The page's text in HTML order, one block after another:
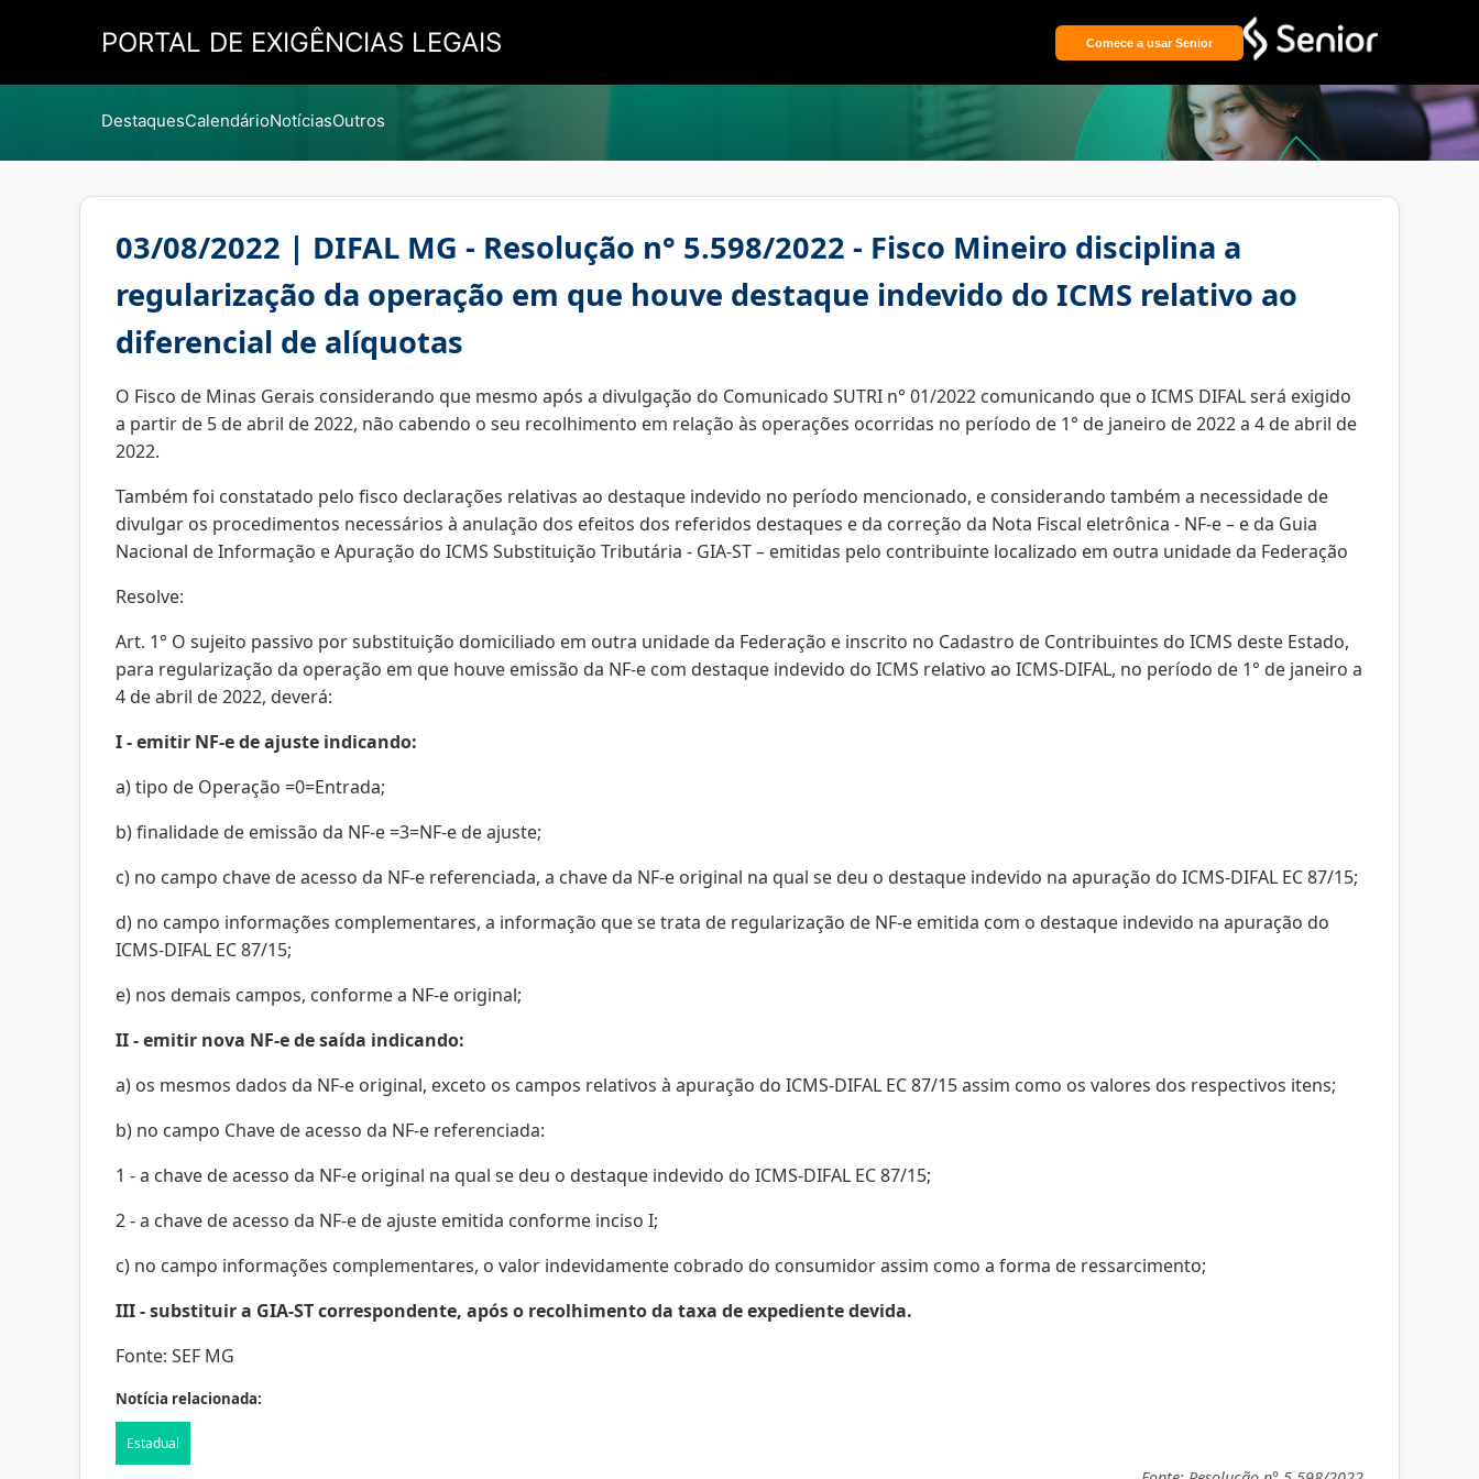
PORTAL DE EXIGÊNCIAS LEGAIS Comece a usar Senior
DestaquesCalendárioNotíciasOutros
03/08/2022 | DIFAL MG - Resolução n° 5.598/2022 - Fisco Mineiro disciplina a
regularização da operação em que houve destaque indevido do ICMS relativo ao
diferencial de alíquotas
O Fisco de Minas Gerais considerando que mesmo após a divulgação do Comunicado SUTRI n° 01/2022 comunicando que o ICMS DIFAL será exigido
a partir de 5 de abril de 2022, não cabendo o seu recolhimento em relação às operações ocorridas no período de 1° de janeiro de 2022 a 4 de abril de
2022.
Também foi constatado pelo fisco declarações relativas ao destaque indevido no período mencionado, e considerando também a necessidade de
divulgar os procedimentos necessários à anulação dos efeitos dos referidos destaques e da correção da Nota Fiscal eletrônica - NF-e – e da Guia
Nacional de Informação e Apuração do ICMS Substituição Tributária - GIA-ST – emitidas pelo contribuinte localizado em outra unidade da Federação
Resolve:
Art. 1° O sujeito passivo por substituição domiciliado em outra unidade da Federação e inscrito no Cadastro de Contribuintes do ICMS deste Estado,
para regularização da operação em que houve emissão da NF-e com destaque indevido do ICMS relativo ao ICMS-DIFAL, no período de 1° de janeiro a
4 de abril de 2022, deverá:
I - emitir NF-e de ajuste indicando:
a) tipo de Operação =0=Entrada;
b) finalidade de emissão da NF-e =3=NF-e de ajuste;
c) no campo chave de acesso da NF-e referenciada, a chave da NF-e original na qual se deu o destaque indevido na apuração do ICMS-DIFAL EC 87/15;
d) no campo informações complementares, a informação que se trata de regularização de NF-e emitida com o destaque indevido na apuração do
ICMS-DIFAL EC 87/15;
e) nos demais campos, conforme a NF-e original;
II - emitir nova NF-e de saída indicando:
a) os mesmos dados da NF-e original, exceto os campos relativos à apuração do ICMS-DIFAL EC 87/15 assim como os valores dos respectivos itens;
b) no campo Chave de acesso da NF-e referenciada:
1 - a chave de acesso da NF-e original na qual se deu o destaque indevido do ICMS-DIFAL EC 87/15;
2 - a chave de acesso da NF-e de ajuste emitida conforme inciso I;
c) no campo informações complementares, o valor indevidamente cobrado do consumidor assim como a forma de ressarcimento;
III - substituir a GIA-ST correspondente, após o recolhimento da taxa de expediente devida.
Fonte: SEF MG
Notícia relacionada:
Estadual